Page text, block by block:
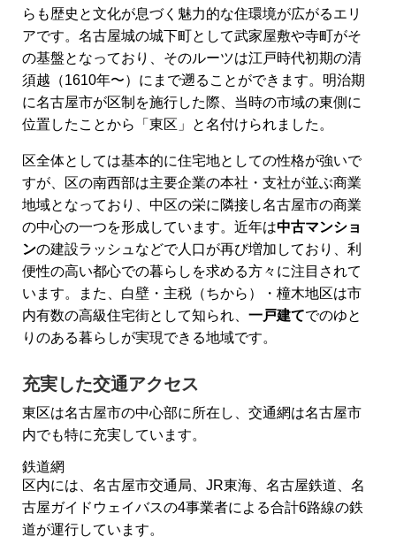
らも歴史と文化が息づく魅力的な住環境が広がるエリ
アです。名古屋城の城下町として武家屋敷や寺町がそ
の基盤となっており、そのルーツは江戸時代初期の清
須越（1610年〜）にまで遡ることができます。明治期
に名古屋市が区制を施行した際、当時の市域の東側に
位置したことから「東区」と名付けられました。
区全体としては基本的に住宅地としての性格が強いで
すが、区の南西部は主要企業の本社・支社が並ぶ商業
地域となっており、中区の栄に隣接し名古屋市の商業
の中心の一つを形成しています。近年は中古マンショ
ンの建設ラッシュなどで人口が再び増加しており、利
便性の高い都心での暮らしを求める方々に注目されて
います。また、白壁・主税（ちから）・橦木地区は市
内有数の高級住宅街として知られ、 一戸建てでのゆと
りのある暮らしが実現できる地域です。
充実した交通アクセス
東区は名古屋市の中心部に所在し、交通網は名古屋市
内でも特に充実しています。
鉄道網
区内には、名古屋市交通局、JR東海、名古屋鉄道、名
古屋ガイドウェイバスの4事業者による合計6路線の鉄
道が運行しています。